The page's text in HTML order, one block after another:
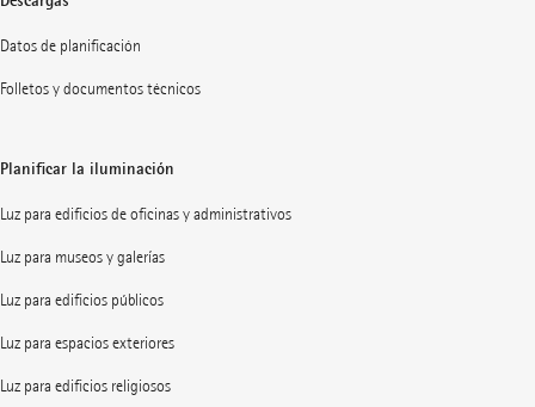
Datos de planificación
Folletos y documentos técnicos
Planificar la iluminación
Luz para edificios de oficinas y administrativos
Luz para museos y galerías
Luz para edificios públicos
Luz para espacios exteriores
Luz para edificios religiosos